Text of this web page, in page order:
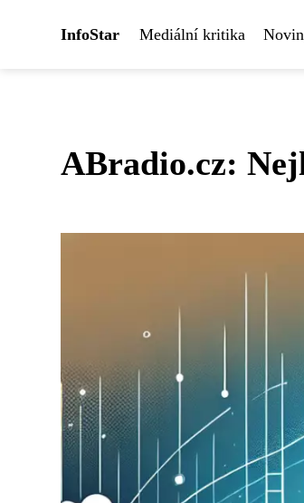
InfoStar Mediální kritika
ABradio.cz: